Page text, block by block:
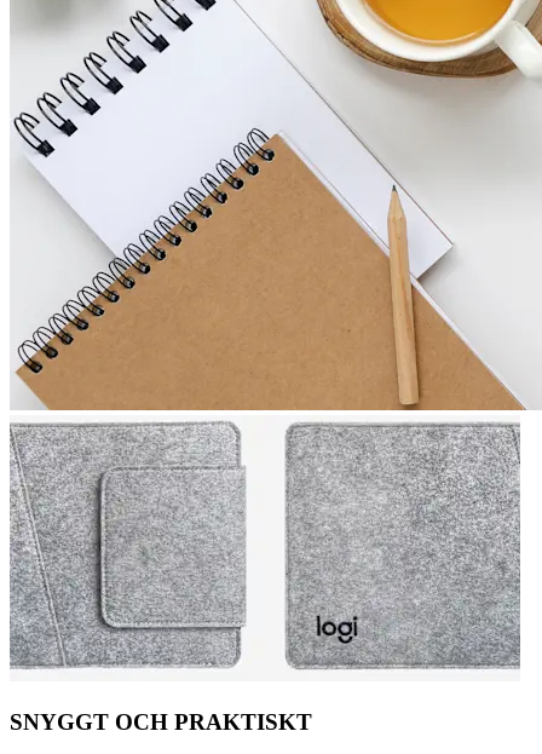
SNYGGT OCH PRAKTISKT